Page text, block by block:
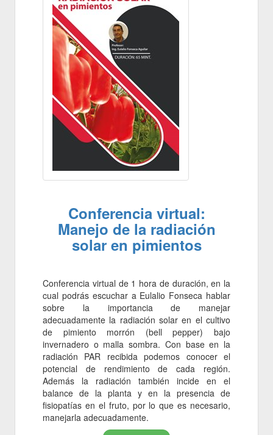
Conferencia virtual:
Manejo de la radiación
solar en pimientos
Conferencia virtual de 1 hora de duración, en la
cual podrás escuchar a Eulalio Fonseca hablar
sobre la importancia de manejar
adecuadamente la radiación solar en el cultivo
de pimiento morrón (bell pepper) bajo
invernadero o malla sombra. Con base en la
radiación PAR recibida podemos conocer el
potencial de rendimiento de cada región.
Además la radiación también incide en el
balance de la planta y en la presencia de
fisiopatías en el fruto, por lo que es necesario,
manejarla adecuadamente.